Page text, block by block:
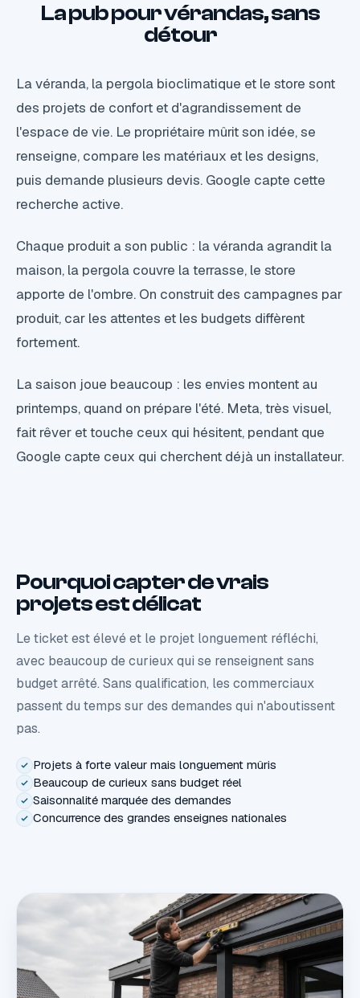
La pub pour vérandas, sans
détour
La véranda, la pergola bioclimatique et le store sont
des projets de confort et d'agrandissement de
l'espace de vie. Le propriétaire mûrit son idée, se
renseigne, compare les matériaux et les designs,
puis demande plusieurs devis. Google capte cette
recherche active.
Chaque produit a son public : la véranda agrandit la
maison, la pergola couvre la terrasse, le store
apporte de l'ombre. On construit des campagnes par
produit, car les attentes et les budgets diffèrent
fortement.
La saison joue beaucoup : les envies montent au
printemps, quand on prépare l'été. Meta, très visuel,
fait rêver et touche ceux qui hésitent, pendant que
Google capte ceux qui cherchent déjà un installateur.
Pourquoi capter de vrais
projets est délicat
Le ticket est élevé et le projet longuement réfléchi,
avec beaucoup de curieux qui se renseignent sans
budget arrêté. Sans qualification, les commerciaux
passent du temps sur des demandes qui n'aboutissent
pas.
Projets à forte valeur mais longuement mûris
Beaucoup de curieux sans budget réel
Saisonnalité marquée des demandes
Concurrence des grandes enseignes nationales